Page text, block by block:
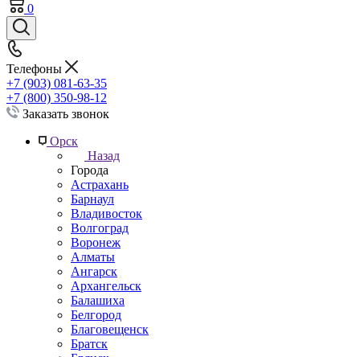
0
Телефоны
+7 (903) 081-63-35
+7 (800) 350-98-12
Заказать звонок
Орск
Назад
Города
Астрахань
Барнаул
Владивосток
Волгоград
Воронеж
Алматы
Ангарск
Архангельск
Балашиха
Белгород
Благовещенск
Братск